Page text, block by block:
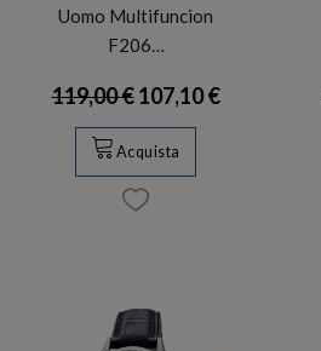
Uomo Multifuncion
F206…
119,00 €107,10 €
Acquista